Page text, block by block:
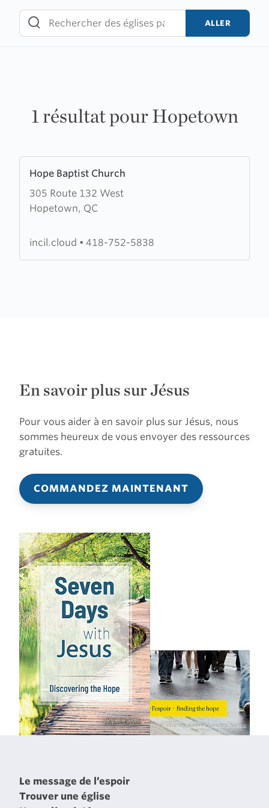
content
ALLER
1 résultat pour Hopetown
Hope Baptist Church
305 Route 132 West
Hopetown, QC
more
about
Hope
Church
incil.cloud • 418-752-5838
En savoir plus sur Jésus
Pour vous aider à en savoir plus sur Jésus, nous
sommes heureux de vous envoyer des ressources
gratuites.
COMMANDEZ MAINTENANT
Le message de l’espoir
Trouver une église